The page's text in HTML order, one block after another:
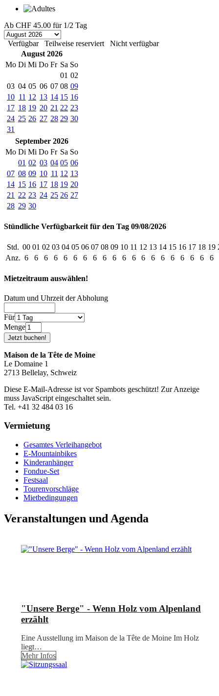
Ab CHF 45.00 für 1/2 Tag
Verfügbar Teilweise reserviert
Nicht verfügbar
August 2026
Mo Di Mi Do Fr Sa So
01 02
03 04 05 06 07 08 09
10 11 12 13 14 15 16
17 18 19 20 21 22 23
24 25 26 27 28 29 30
31
September 2026
Mo Di Mi Do Fr Sa So
01 02 03 04 05 06
07 08 09 10 11 12 13
14 15 16 17 18 19 20
21
22 23 24 25 26 27
28 29 30
Stündliche Verfügbarkeit für den Tag 09/08/2026
Std. 00 01 02 03 04 05 06 07 08 09 10 11 12 13 14 15 16 17 18 19
Anz. 6 6 6 6 6 6 6 6 6 6 6 6 6 6 6 6 6 6 6 6
Mietzeitraum auswählen!
Datum und Uhrzeit der Abholung
Für
Menge
Maison de la Tête de Moine
Le Domaine 1
2713 Bellelay, Schweiz
Diese E-Mail-Adresse ist vor Spambots geschützt! Zur Anzeige
muss JavaScript eingeschaltet sein.
Tel. +41 32 484 03 16
Vermietung
Gesamtes Verleihangebot
E-Mountainbikes
Kinderanhänger
Fondue-Set
Festsaal
Tourenvorschläge
Mietbedingungen
Veranstaltungen und Agenda
"Unsere Berge" - Wenn Holz vom Alpenland
erzählt
Eine Ausstellung im Maison de la Tête de Moine Im Holz
liegt…
Mehr Infos